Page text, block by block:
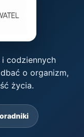
codziennych
o organizm,
życia.